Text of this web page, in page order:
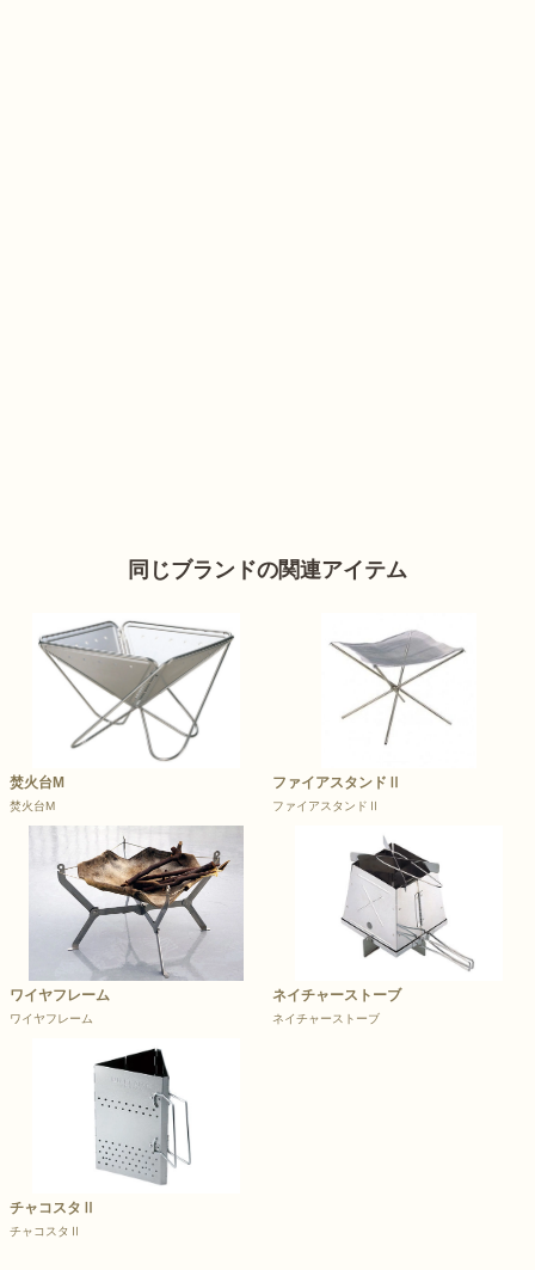
同じブランドの関連アイテム
焚火台M
焚火台M
ファイアスタンドⅡ
ファイアスタンドⅡ
ワイヤフレーム
ワイヤフレーム
ネイチャーストーブ
ネイチャーストーブ
チャコスタⅡ
チャコスタⅡ